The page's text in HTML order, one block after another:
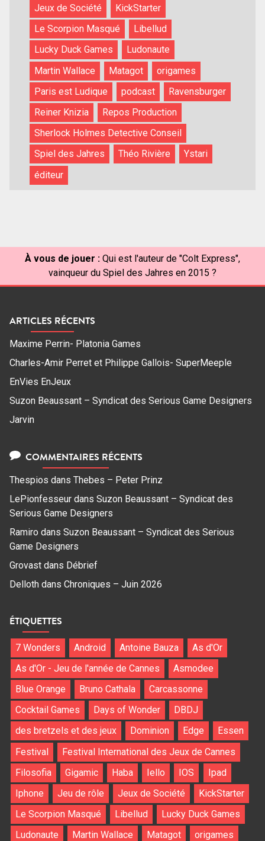
Jeux de Société
KickStarter
Le Scorpion Masqué
Libellud
Lucky Duck Games
Ludonaute
Martin Wallace
Matagot
origames
Paris est Ludique
podcast
Ravensburger
Reiner Knizia
Repos Production
Sherlock Holmes Detective Conseil
Spiel des Jahres
Théo Rivière
Ystari
éditeur
À vous de jouer : Qui est l'auteur de "Colt Express",
vainqueur du Spiel des Jahres en 2015 ?
ARTICLES RÉCENTS
Maxime Perrin- Platonia Games
Charles-Amir Perret et Philippe Gallois- SuperMeeple
EnVies EnJeux
Suzon Beaussant – Syndicat des Serious Game Designers
Jarvin
COMMENTAIRES RÉCENTS
Thespios dans Thebes – Peter Prinz
LePionfesseur dans Suzon Beaussant – Syndicat des
Serious Game Designers
Ramiro dans Suzon Beaussant – Syndicat des Serious
Game Designers
Grovast dans Débrief
Delloth dans Chroniques – Juin 2026
ÉTIQUETTES
7 Wonders Android Antoine Bauza
As d'Or
As d'Or - Jeu de l'année de Cannes
Asmodee
Blue Orange
Bruno Cathala
Carcassonne
Cocktail Games
Days of Wonder
DBDJ
des bretzels et des jeux
Dominion Edge
Essen
Festival
Festival International des Jeux de Cannes
Filosofia
Gigamic Haba Iello IOS
Ipad
Iphone
Jeu de rôle Jeux de Société
KickStarter
Le Scorpion Masqué
Libellud
Lucky Duck Games
Ludonaute
Martin Wallace Matagot origames